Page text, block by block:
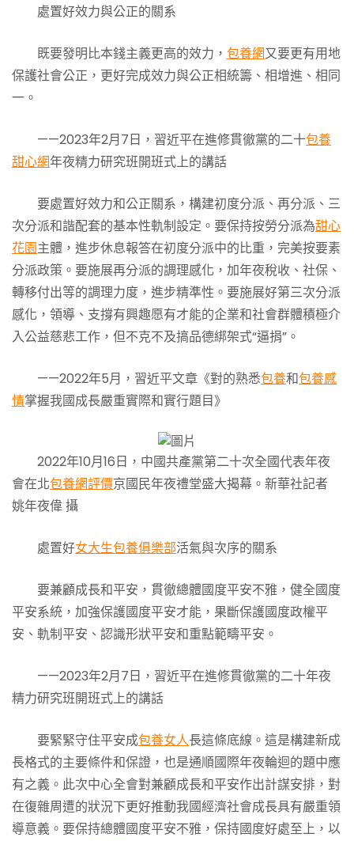
處置好效力與公正的關系
既要發明比本錢主義更高的效力， 包養網又要更有用地
保護社會公正，更好完成效力與公正相統籌、相增進、相同
一。
——2023年2月7日，習近平在進修貫徹黨的二十包養
甜心網年夜精力研究班開班式上的講話
要處置好效力和公正關系，構建初度分派、再分派、三
次分派和諧配套的基本性軌制設定。要保持按勞分派為甜心
花園主體，進步休息報答在初度分派中的比重，完美按要素
分派政策。要施展再分派的調理感化，加年夜稅收、社保、
轉移付出等的調理力度，進步精準性。要施展好第三次分派
感化，領導、支撐有興趣愿有才能的企業和社會群體積極介
入公益慈悲工作，但不克不及搞品德綁架式“逼捐”。
——2022年5月，習近平文章《對的熟悉包養和包養感
情掌握我國成長嚴重實際和實行題目》
2022年10月16日，中國共產黨第二十次全國代表年夜
會在北包養網評價京國民年夜禮堂盛大揭幕。新華社記者
姚年夜偉 攝
處置好女大生包養俱樂部活氣與次序的關系
要兼顧成長和平安，貫徹總體國度平安不雅，健全國度
平安系統，加強保護國度平安才能，果斷保護國度政權平
安、軌制平安、認識形狀平安和重點範疇平安。
——2023年2月7日，習近平在進修貫徹黨的二十年夜
精力研究班開班式上的講話
要緊緊守住平安成包養女人長這條底線。這是構建新成
長格式的主要條件和保證，也是通順國際年夜輪迴的題中應
有之義。此次中心全會對兼顧成長和平安作出計謀安排，對
在復雜周遭的狀況下更好推動我國經濟社會成長具有嚴重領
導意義。要保持總體國度平安不雅，保持國度好處至上，以